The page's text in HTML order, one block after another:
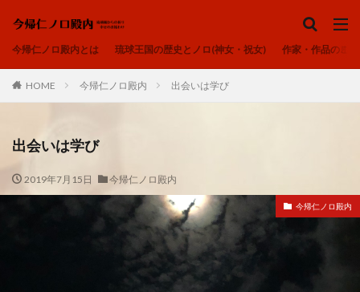
今帰仁ノロ殿内とは 琉球王国の歴史とノロ(神女・祝女) 作家・作品のご
HOME 今帰仁ノロ殿内 出会いは学び
出会いは学び
2019年7月15日 今帰仁ノロ殿内
今帰仁ノロ殿内
ノロ、ユタ、カミンチュ ヒヌカン
御嶽
カテゴリー
アオリヤエ
ウートートー
今帰仁ノロ殿内、幸せのお福わけ、再出発、fresh-START、
寄り添う、居場所、ここにいるよ
感謝、祈りの作法、沖縄の祈り、礼儀を重んじる、拝所、御嶽